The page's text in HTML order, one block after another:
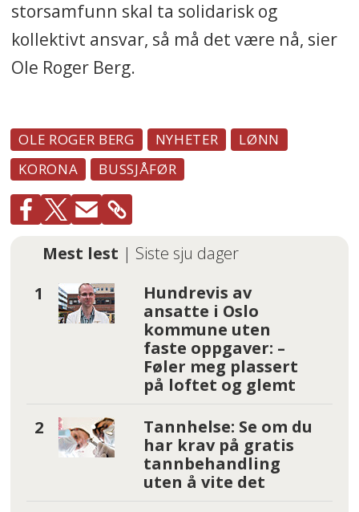
storsamfunn skal ta solidarisk og
kollektivt ansvar, så må det være nå, sier
Ole Roger Berg.
OLE ROGER BERG NYHETER
LØNN
KORONA
BUSSJÅFØR
Mest lest | Siste sju dager
Hundrevis av
ansatte i Oslo
kommune uten
faste oppgaver: –
Føler meg plassert
på loftet og glemt
Tannhelse: Se om du
har krav på gratis
tannbehandling
uten å vite det